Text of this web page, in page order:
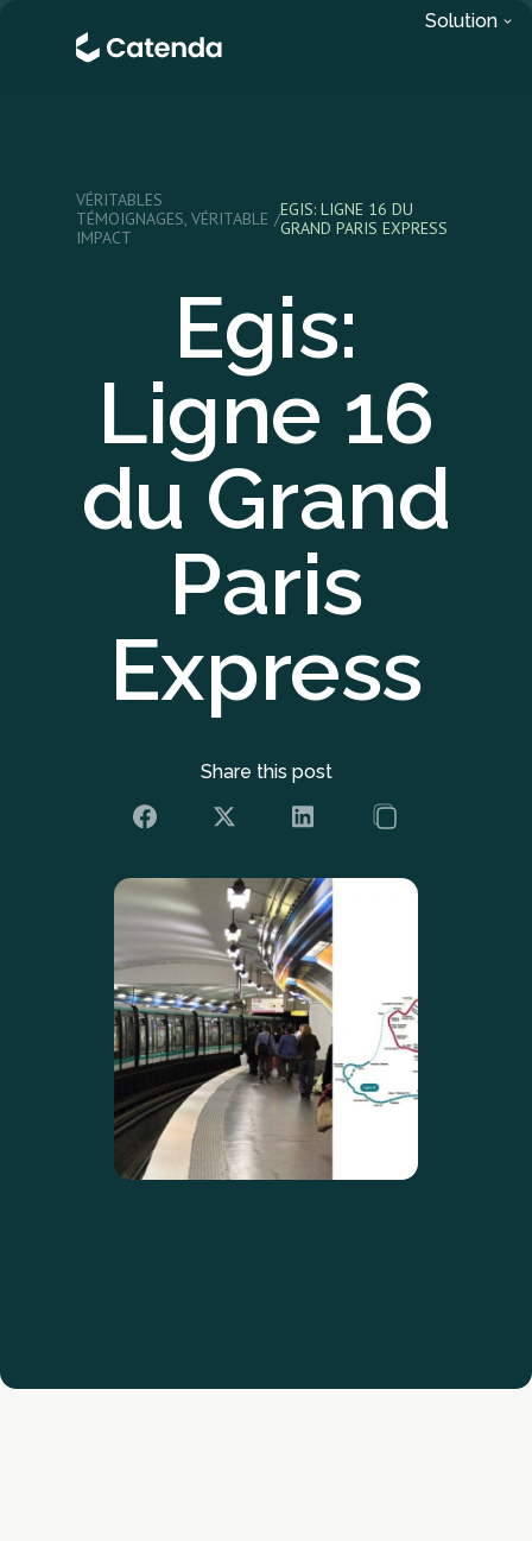
Solution
VÉRITABLES
TÉMOIGNAGES, VÉRITABLE
IMPACT
/EGIS: LIGNE 16 DU
GRAND PARIS EXPRESS
Egis:
Ligne 16
du Grand
Paris
Express
Share this post